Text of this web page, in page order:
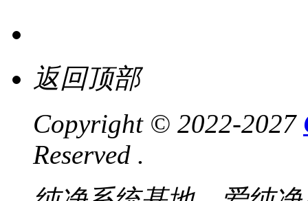
返回顶部
Copyright © 2022-2027
Reserved .